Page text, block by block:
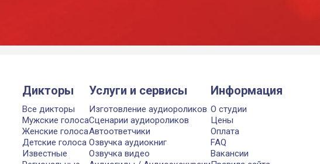
Дикторы
Все дикторы
Мужские голоса
Женские голоса
Детские голоса
Известные
Услуги и сервисы
Изготовление аудиороликов
Сценарии аудиороликов
Автоответчики
Озвучка аудиокниг
Озвучка видео
Информация
О студии
Цены
Оплата
FAQ
Вакансии